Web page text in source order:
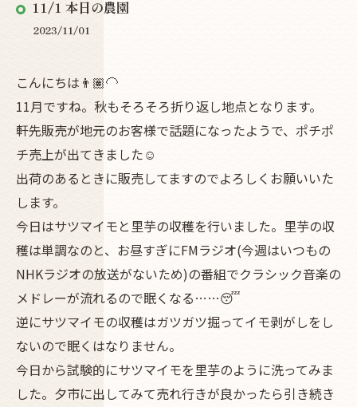
11/1 本日の農園
2023/11/01
こんにちは👨🏽‍🦲
11月ですね。秋もそろそろ折り返し地点となります。
軒先販売が地元のお客様で話題になったようで、ポチポ
チ売上が出てきました☺️
出荷のあるときに販売してますのでよろしくお願いいた
します。
今日はサツマイモと里芋の収穫を行いました。里芋の収
穫は単調なのと、お昼すぎにFMラジオ(今週はいつもの
NHKラジオの放送がないため)の番組でクラシック音楽の
メドレーが流れるので眠くなる……😴
逆にサツマイモの収穫はガツガツ掘ってイモ剥がしをし
ないので眠くはなりません。
今日から試験的にサツマイモを里芋のように洗ってみま
した。夕市に出してみて売れ行きが良かったら引き続き